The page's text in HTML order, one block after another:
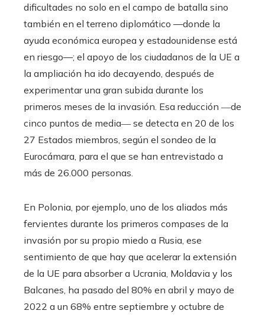
dificultades no solo en el campo de batalla sino
también en el terreno diplomático —donde la
ayuda económica europea y estadounidense está
en riesgo—; el apoyo de los ciudadanos de la UE a
la ampliación ha ido decayendo, después de
experimentar una gran subida durante los
primeros meses de la invasión. Esa reducción ―de
cinco puntos de media― se detecta en 20 de los
27 Estados miembros, según el sondeo de la
Eurocámara, para el que se han entrevistado a
más de 26.000 personas.
En Polonia, por ejemplo, uno de los aliados más
fervientes durante los primeros compases de la
invasión por su propio miedo a Rusia, ese
sentimiento de que hay que acelerar la extensión
de la UE para absorber a Ucrania, Moldavia y los
Balcanes, ha pasado del 80% en abril y mayo de
2022 a un 68% entre septiembre y octubre de